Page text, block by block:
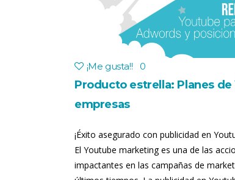
¡Me gusta!! 0
Producto estrella: Planes de
empresas
¡Éxito asegurado con publicidad en
El Youtube marketing es una de las
impactantes en las campañas de